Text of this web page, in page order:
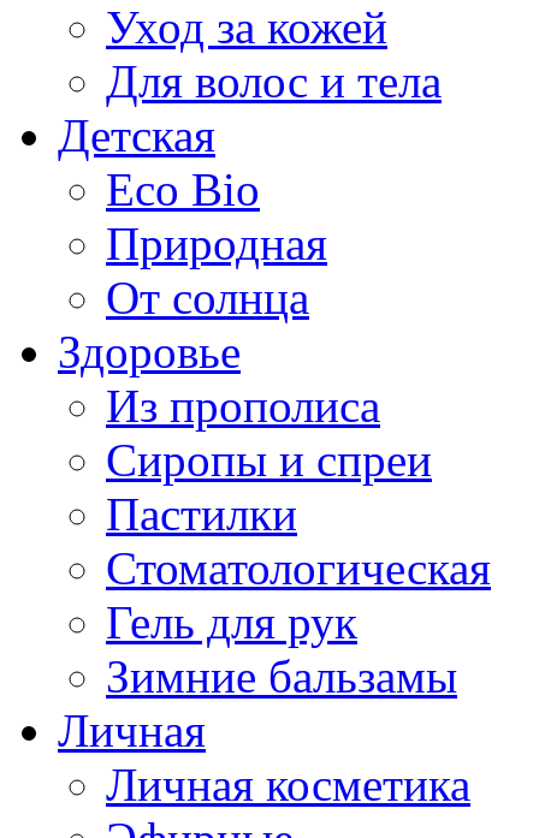
Уход за кожей
Для волос и тела
Детская
Eco Bio
Природная
От солнца
Здоровье
Из прополиса
Сиропы и спреи
Пастилки
Стоматологическая
Гель для рук
Зимние бальзамы
Личная
Личная косметика